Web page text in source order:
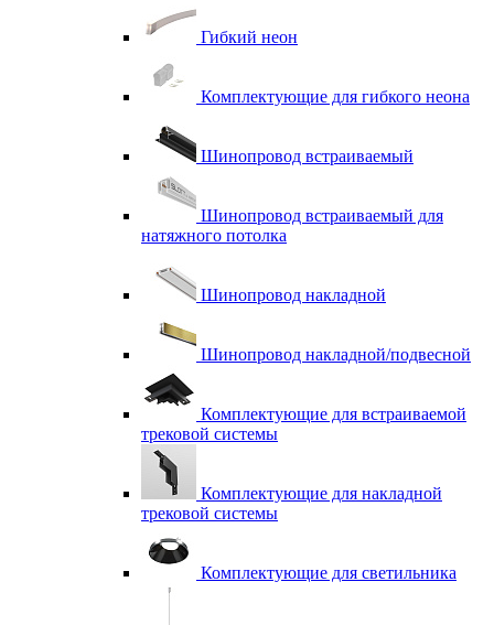
Гибкий неон
Комплектующие для гибкого неона
Шинопровод встраиваемый
Шинопровод встраиваемый для
натяжного потолка
Шинопровод накладной
Шинопровод накладной/подвесной
Комплектующие для встраиваемой
трековой системы
Комплектующие для накладной
трековой системы
Комплектующие для светильника